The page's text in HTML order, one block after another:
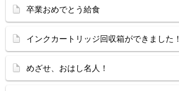
卒業おめでとう給食
インクカートリッジ回収箱ができました！
めざせ、おはし名人！